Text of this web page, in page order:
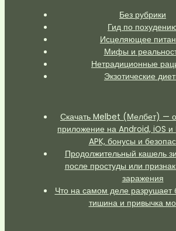
Без рубрики
Гид по
Исцеляющее
Мифы и
Нетрадиционные
Экзотические
Скачать Melbet (Мелбет) —
приложение на Android, iOS и
APK, бонусы и
Продолжительный кашель
после простуды или
заражения
Что на самом деле разрушает
тишина и привычка